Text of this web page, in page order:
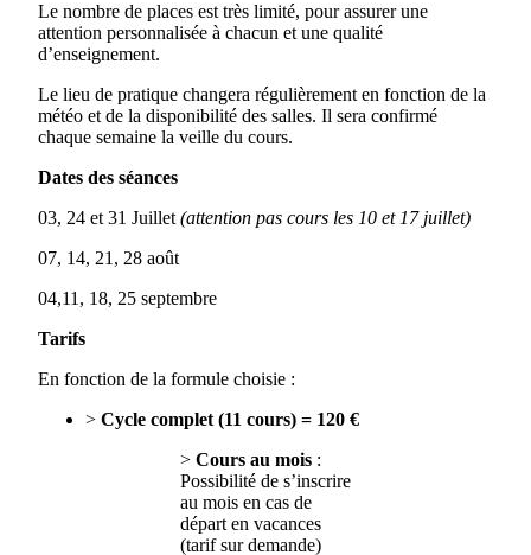
Le nombre de places est très limité, pour assurer une
attention personnalisée à chacun et une qualité
d’enseignement.
Le lieu de pratique changera régulièrement en fonction de la
météo et de la disponibilité des salles. Il sera confirmé
chaque semaine la veille du cours.
Dates des séances
03, 24 et 31 Juillet (attention pas cours les 10 et 17 juillet)
07, 14, 21, 28 août
04,11, 18, 25 septembre
Tarifs
En fonction de la formule choisie :
> Cycle complet (11 cours) = 120 €
> Cours au mois :
Possibilité de s’inscrire
au mois en cas de
départ en vacances
(tarif sur demande)